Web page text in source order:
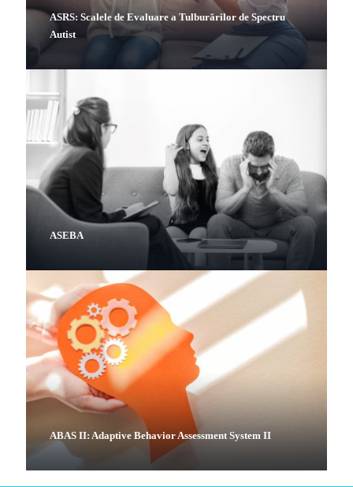
ASRS: Scalele de Evaluare a Tulburărilor de Spectru
Autist
ASEBA
ABAS II: Adaptive Behavior Assessment System II